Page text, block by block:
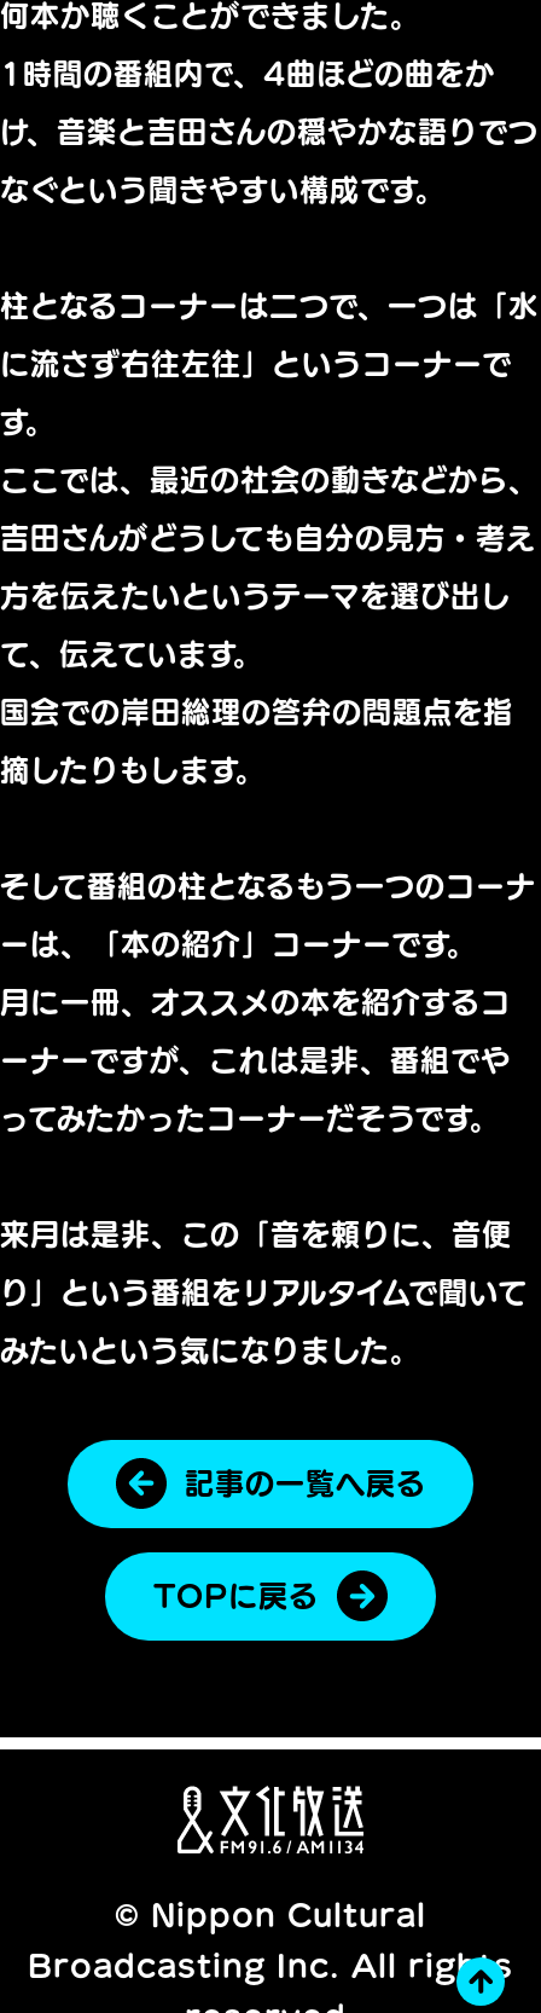
何本か聴くことができました。
1時間の番組内で、4曲ほどの曲をか
け、音楽と吉田さんの穏やかな語りでつ
なぐという聞きやすい構成です。
柱となるコーナーは二つで、一つは「水
に流さず右往左往」というコーナーで
す。
ここでは、最近の社会の動きなどから、
吉田さんがどうしても自分の見方・考え
方を伝えたいというテーマを選び出し
て、伝えています。
国会での岸田総理の答弁の問題点を指
摘したりもします。
そして番組の柱となるもう一つのコーナ
ーは、「本の紹介」コーナーです。
月に一冊、オススメの本を紹介するコ
ーナーですが、これは是非、番組でや
ってみたかったコーナーだそうです。
来月は是非、この「音を頼りに、音便
り」という番組をリアルタイムで聞いて
みたいという気になりました。
記事の一覧へ戻る
TOPに戻る
© Nippon Cultural
Broadcasting Inc. All rights